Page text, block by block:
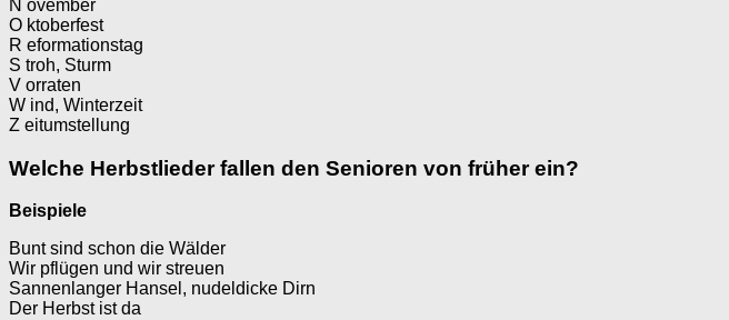
N ovember
O ktoberfest
R eformationstag
S troh, Sturm
V orraten
W ind, Winterzeit
Z eitumstellung
Welche Herbstlieder fallen den Senioren von früher ein?
Beispiele
Bunt sind schon die Wälder
Wir pflügen und wir streuen
Sannenlanger Hansel, nudeldicke Dirn
Der Herbst ist da